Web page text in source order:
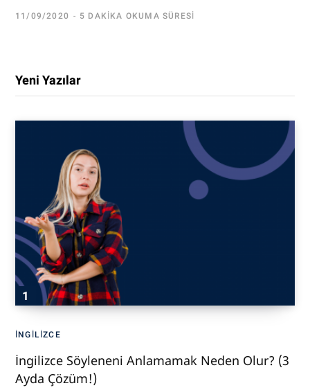
11/09/2020 5 DAKIKA OKUMA SÜRESI
Yeni Yazılar
İNGILIZCE
İngilizce Söyleneni Anlamamak Neden Olur? (3
Ayda Çözüm!)